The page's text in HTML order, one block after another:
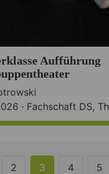
Aufführung
· Fachschaft DS,
2 3 4 5